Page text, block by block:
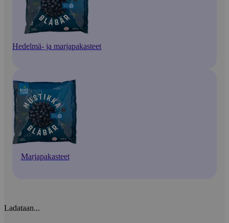
Hedelmä- ja marjapakasteet
Marjapakasteet
Ladataan...